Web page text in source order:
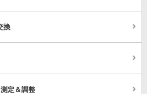
換
定＆調整